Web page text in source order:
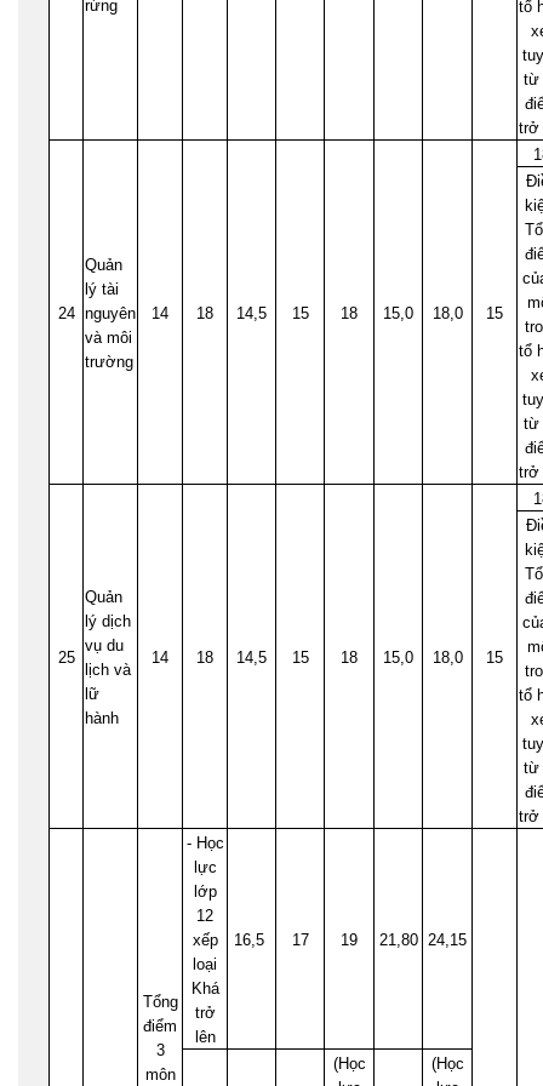
rừng
tổ
từ
trở
24
Quản
lý tài
nguyên
và môi
trường
14 18 14,5 15 18 15,0 18,0 15
tổ
từ
trở
25
Quản
lý dịch
vụ du
lịch và
lữ
hành
14 18 14,5 15 18 15,0 18,0 15
tổ
từ
trở
Tổng
điểm
3
môn
- Học
lực
lớp
12
xếp
loại
Khá
trở
lên
16,5 17 19 21,80 24,15
(Học
(Học